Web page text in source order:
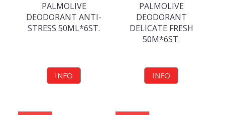
PALMOLIVE
DEODORANT ANTI-
STRESS 50ML*6ST.
INFO
PALMOLIVE
DEODORANT
DELICATE FRESH
50M*6ST.
INFO